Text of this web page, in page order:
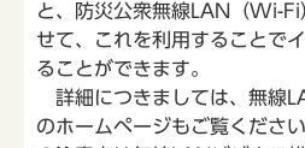
と、防災公衆無線LAN（Wi-
せて、これを利用することで
ることができます。
詳細につきましては、無線
のホームページもご覧くださ